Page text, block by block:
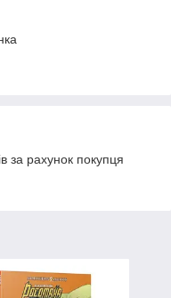
за рахунок покупця